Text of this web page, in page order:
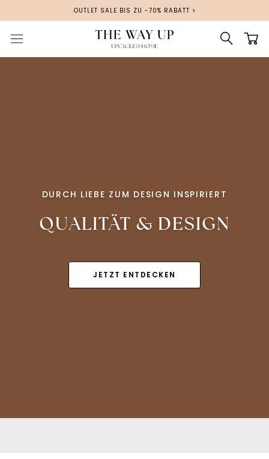
zum
OUTLET SALE BIS ZU -70% RABATT >
DURCH LIEBE ZUM DESIGN INSPIRIERT
QUALITÄT & DESIGN
JETZT ENTDECKEN